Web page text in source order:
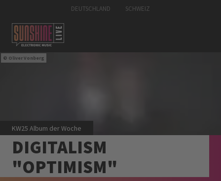
DEUTSCHLAND SCHWEIZ
Oliver Vonberg
KW25 Album der Woche
DIGITALISM
"OPTIMISM"